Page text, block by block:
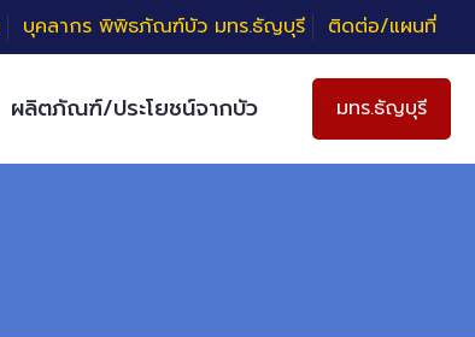
บุคลากร พิพิธภัณฑ์บัว มทร.ธัญบุรี ติดต่อ/แผนที่
ผลิตภัณฑ์/ประโยชน์จากบัว มทร.ธัญบุรี